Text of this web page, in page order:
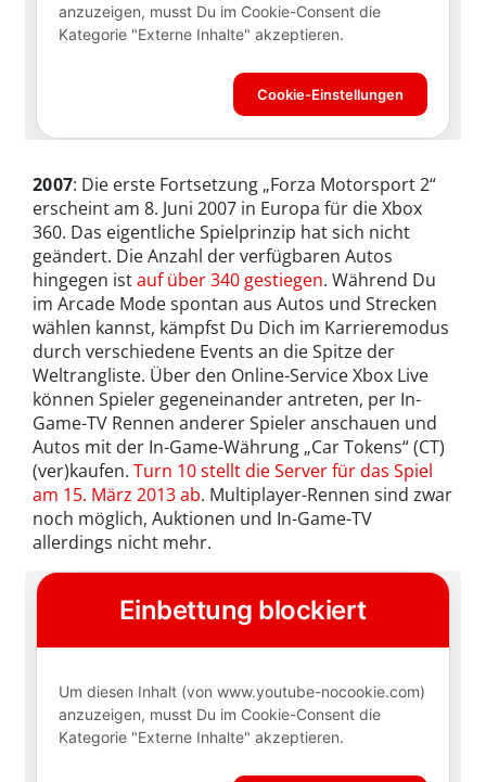
2007: Die erste Fortsetzung „Forza Motorsport 2“
erscheint am 8. Juni 2007 in Europa für die Xbox
360. Das eigentliche Spielprinzip hat sich nicht
geändert. Die Anzahl der verfügbaren Autos
hingegen istauf über 340 gestiegen. Während Du
im Arcade Mode spontan aus Autos und Strecken
wählen kannst, kämpfst Du Dich im Karrieremodus
durch verschiedene Events an die Spitze der
Weltrangliste. Über den Online-Service Xbox Live
können Spieler gegeneinander antreten, per In-
Game-TV Rennen anderer Spieler anschauen und
Autos mit der In-Game-Währung „Car Tokens“ (CT)
(ver)kaufen. Turn 10 stellt die Server für das Spiel
am 15. März 2013 ab. Multiplayer-Rennen sind zwar
noch möglich, Auktionen und In-Game-TV
allerdings nicht mehr.